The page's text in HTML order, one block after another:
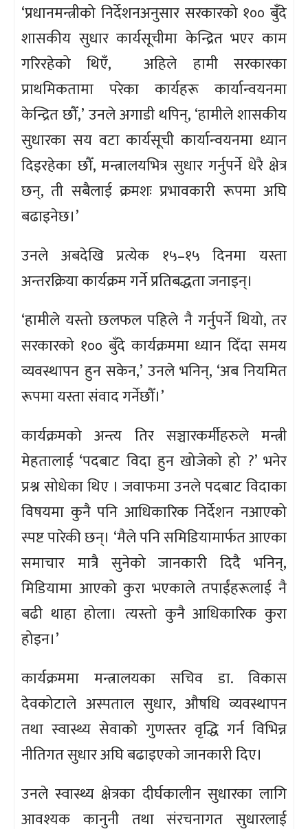
‘प्रधानमन्त्रीको निर्देशनअनुसार सरकारको १०० बुँदे
शासकीय सुधार कार्यसूचीमा केन्द्रित भएर काम
गरिरहेको थिएँ, अहिले हामी सरकारका
प्राथमिकतामा परेका कार्यहरू कार्यान्वयनमा
केन्द्रित छौँ,’ उनले अगाडी थपिन्, ‘हामीले शासकीय
सुधारका सय वटा कार्यसूची कार्यान्वयनमा ध्यान
दिइरहेका छौँ, मन्त्रालयभित्र सुधार गर्नुपर्ने धेरै क्षेत्र
छन्, ती सबैलाई क्रमशः प्रभावकारी रूपमा अघि
बढाइनेछ।’
उनले अबदेखि प्रत्येक १५–१५ दिनमा यस्ता
अन्तरक्रिया कार्यक्रम गर्ने प्रतिबद्धता जनाइन्।
‘हामीले यस्तो छलफल पहिले नै गर्नुपर्ने थियो, तर
सरकारको १०० बुँदे कार्यक्रममा ध्यान दिँदा समय
व्यवस्थापन हुन सकेन,’ उनले भनिन्, ‘अब नियमित
रूपमा यस्ता संवाद गर्नेछौँ।’
कार्यक्रमको अन्त्य तिर सञ्चारकर्मीहरुले मन्त्री
मेहतालाई ‘पदबाट विदा हुन खोजेको हो ?’ भनेर
प्रश्न सोधेका थिए । जवाफमा उनले पदबाट विदाका
विषयमा कुनै पनि आधिकारिक निर्देशन नआएको
स्पष्ट पारेकी छन्। ‘मैले पनि समिडियामार्फत आएका
समाचार मात्रै सुनेको जानकारी दिदै भनिन्,
मिडियामा आएको कुरा भएकाले तपाईंहरूलाई नै
बढी थाहा होला। त्यस्तो कुनै आधिकारिक कुरा
होइन।’
कार्यक्रममा मन्त्रालयका सचिव डा. विकास
देवकोटाले अस्पताल सुधार, औषधि व्यवस्थापन
तथा स्वास्थ्य सेवाको गुणस्तर वृद्धि गर्न विभिन्न
नीतिगत सुधार अघि बढाइएको जानकारी दिए।
उनले स्वास्थ्य क्षेत्रका दीर्घकालीन सुधारका लागि
आवश्यक कानुनी तथा संरचनागत सुधारलाई